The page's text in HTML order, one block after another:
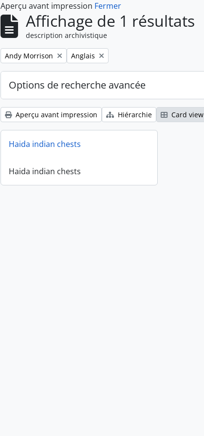
Aperçu avant impression Fermer
Affichage de 1 résultats
description archivistique
Remove filter:
Andy Morrison Remove filter:
Anglais
Options de recherche avancée
Aperçu avant impression Hiérarchie Card view
Haida indian chests
Haida indian chests